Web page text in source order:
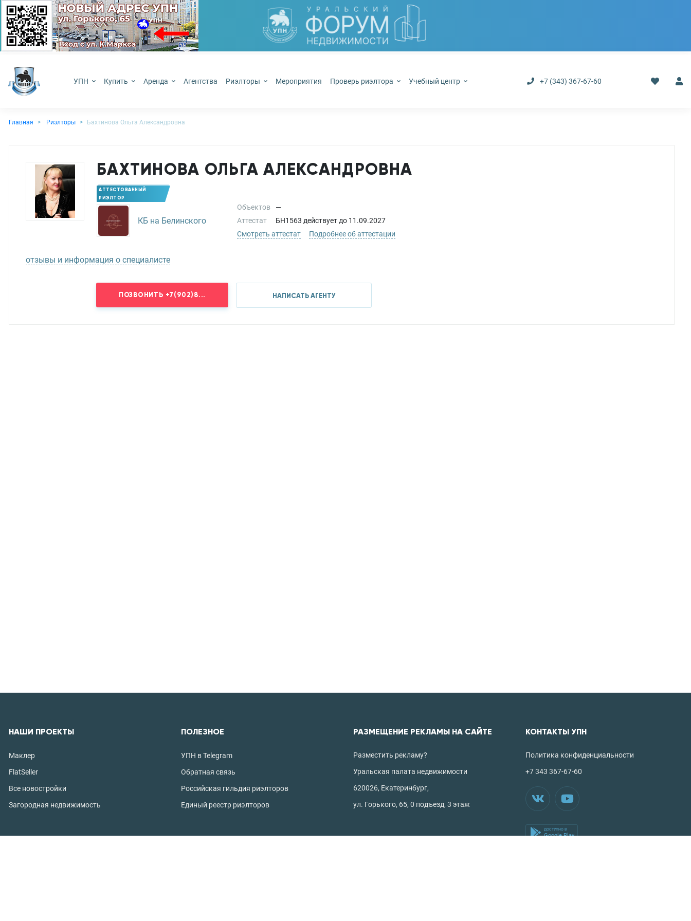
УПН Купить Аренда Агентства Риэлторы Мероприятия Проверь риэлтора Учебный центр +7 (343) 367-67-60
Главная Риэлторы Бахтинова Ольга Александровна
БАХТИНОВА ОЛЬГА АЛЕКСАНДРОВНА
АТТЕСТОВАННЫЙ
РИЭЛТОР
КБ на Белинского
Объектов
—
Аттестат
БН1563 действует до 11.09.2027
Смотреть аттестат
Подробнее об аттестации
отзывы и информация о специалисте
ПОЗВОНИТЬ +7(902)8... НАПИСАТЬ АГЕНТУ
НАШИ ПРОЕКТЫ
Маклер
FlatSeller
Все новостройки
Загородная недвижимость
ПОЛЕЗНОЕ
УПН в Telegram
Обратная связь
Российская гильдия риэлторов
Единый реестр риэлторов
РАЗМЕЩЕНИЕ РЕКЛАМЫ НА САЙТЕ
Разместить рекламу?
Уральская палата недвижимости
620026, Екатеринбург,
ул. Горького, 65, 0 подъезд, 3 этаж
КОНТАКТЫ УПН
Политика конфиденциальности
+7 343 367-67-60
ДОСТУПНО В
Google Play